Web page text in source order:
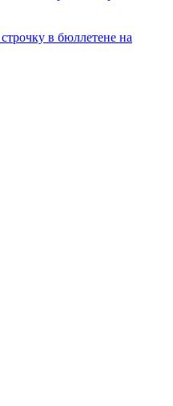
в бюллетене на